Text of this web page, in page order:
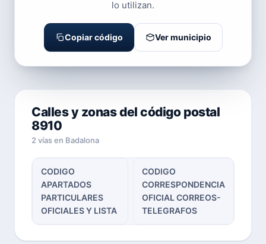
lo utilizan.
Copiar código Ver municipio
Calles y zonas del código postal
8910
2 vías en Badalona
CODIGO
APARTADOS
PARTICULARES
OFICIALES Y LISTA
CODIGO
CORRESPONDENCIA
OFICIAL CORREOS-
TELEGRAFOS